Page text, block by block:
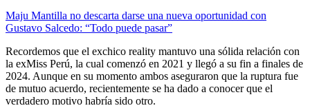
Maju Mantilla no descarta darse una nueva oportunidad con
Gustavo Salcedo: “Todo puede pasar”
Recordemos que el exchico reality mantuvo una sólida relación con
la exMiss Perú, la cual comenzó en 2021 y llegó a su fin a finales de
2024. Aunque en su momento ambos aseguraron que la ruptura fue
de mutuo acuerdo, recientemente se ha dado a conocer que el
verdadero motivo habría sido otro.